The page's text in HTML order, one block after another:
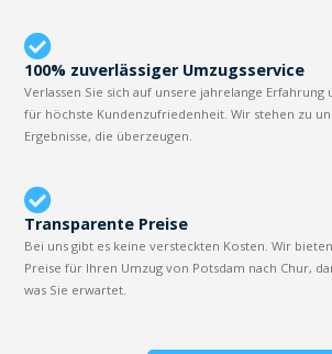
100% zuverlässiger Umzugsservice
Verlassen Sie sich auf unsere jahrelange Erfahrung
für höchste Kundenzufriedenheit. Wir stehen zu
Ergebnisse, die überzeugen.
Transparente Preise
Bei uns gibt es keine versteckten Kosten. Wir
Preise für Ihren Umzug von Potsdam nach Chur,
was Sie erwartet.